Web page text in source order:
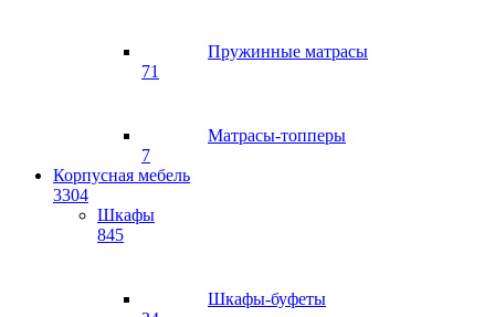
Пружинные матрасы
71
Матрасы-топперы
7
Корпусная мебель
3304
Шкафы
845
Шкафы-буфеты